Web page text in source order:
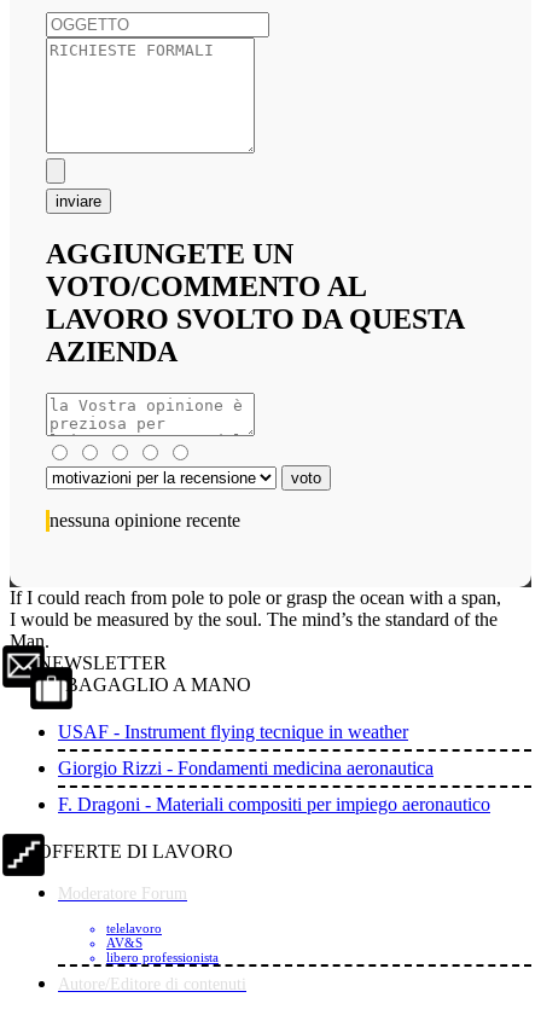
inviare
AGGIUNGETE UN
VOTO/COMMENTO AL
LAVORO SVOLTO DA QUESTA
AZIENDA
nessuna opinione recente
If I could reach from pole to pole or grasp the ocean with a span,
I would be measured by the soul. The mind’s the standard of the
Man.
NEWSLETTER
BAGAGLIO A MANO
USAF - Instrument flying tecnique in weather
Giorgio Rizzi - Fondamenti medicina aeronautica
F. Dragoni - Materiali compositi per impiego aeronautico
OFFERTE DI LAVORO
Moderatore Forum
telelavoro
AV&S
libero professionista
Autore/Editore di contenuti